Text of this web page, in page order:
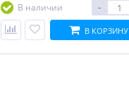
В наличии
-
В КОРЗИНУ